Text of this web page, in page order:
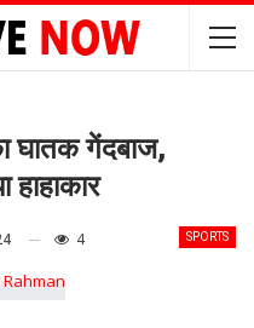
घातक गेंदबाज,
SPORTS
4